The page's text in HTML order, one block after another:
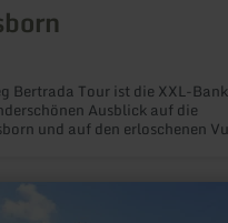
Bertrada Tour ist die XXL-
Ausblick auf die
und auf den erloschenen